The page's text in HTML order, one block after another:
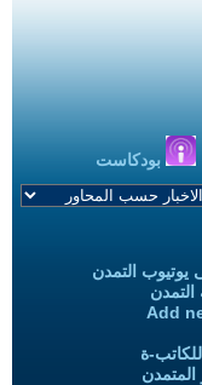
بودكاست
يوتيوب التمدن
Add
ة